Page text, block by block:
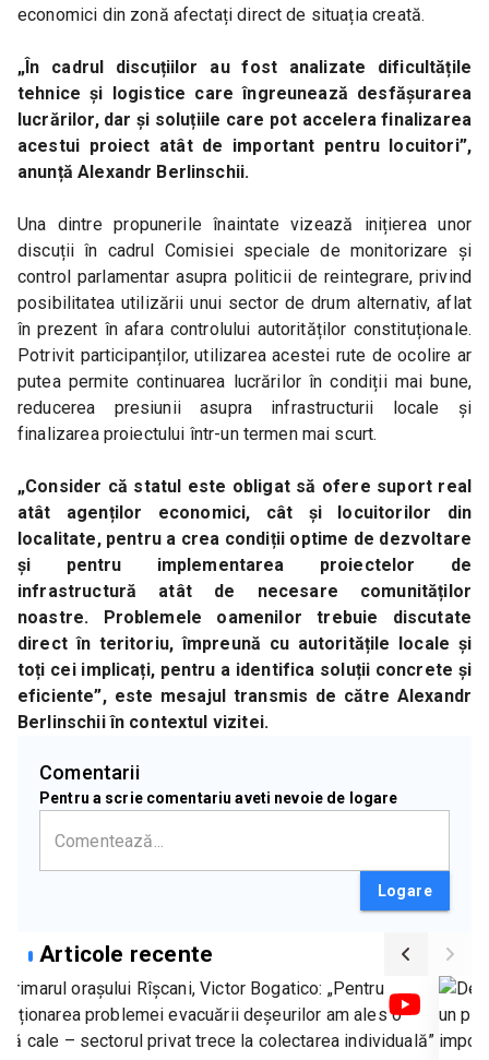
economici din zonă afectați direct de situația creată.
„În cadrul discuțiilor au fost analizate dificultățile
tehnice și logistice care îngreunează desfășurarea
lucrărilor, dar și soluțiile care pot accelera finalizarea
acestui proiect atât de important pentru locuitori”,
anunță Alexandr Berlinschii.
Una dintre propunerile înaintate vizează inițierea unor
discuții în cadrul Comisiei speciale de monitorizare și
control parlamentar asupra politicii de reintegrare, privind
posibilitatea utilizării unui sector de drum alternativ, aflat
în prezent în afara controlului autorităților constituționale.
Potrivit participanților, utilizarea acestei rute de ocolire ar
putea permite continuarea lucrărilor în condiții mai bune,
reducerea presiunii asupra infrastructurii locale și
finalizarea proiectului într-un termen mai scurt.
„Consider că statul este obligat să ofere suport real
atât agenților economici, cât și locuitorilor din
localitate, pentru a crea condiții optime de dezvoltare
și pentru implementarea proiectelor de
infrastructură atât de necesare comunităților
noastre. Problemele oamenilor trebuie discutate
direct în teritoriu, împreună cu autoritățile locale și
toți cei implicați, pentru a identifica soluții concrete și
eficiente”, este mesajul transmis de către Alexandr
Berlinschii în contextul vizitei.
Comentarii
Pentru a scrie comentariu aveti nevoie de logare
Logare
Articole recente